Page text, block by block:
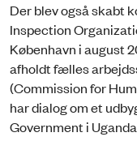
Der blev også skabt
Inspection
København i august
afholdt fælles
(Commission for
har dialog om et
Government i